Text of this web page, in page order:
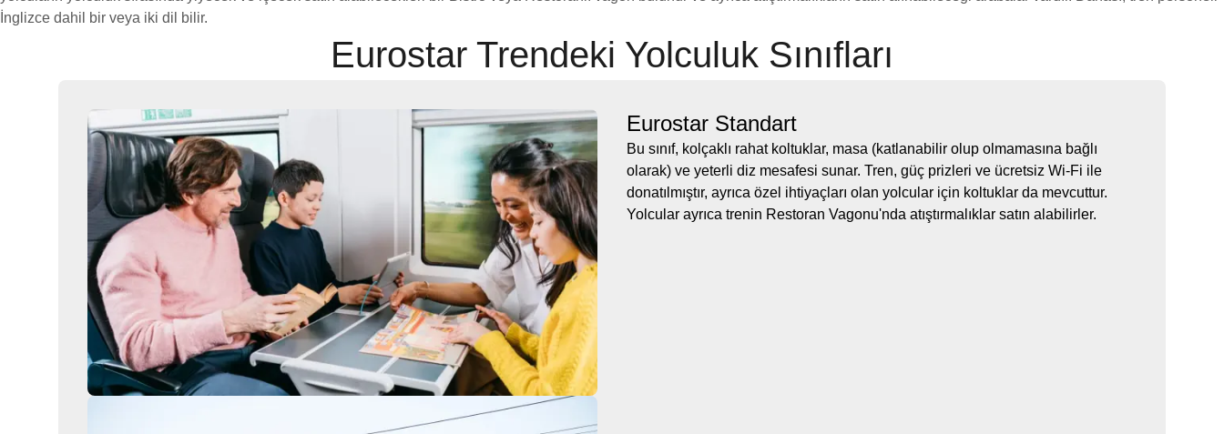
İnglizce dahil bir veya iki dil bilir.
Eurostar Trendeki Yolculuk Sınıfları
Eurostar Standart
Bu sınıf, kolçaklı rahat koltuklar, masa (katlanabilir olup olmamasına bağlı
olarak) ve yeterli diz mesafesi sunar. Tren, güç prizleri ve ücretsiz Wi-Fi ile
donatılmıştır, ayrıca özel ihtiyaçları olan yolcular için koltuklar da mevcuttur.
Yolcular ayrıca trenin Restoran Vagonu'nda atıştırmalıklar satın alabilirler.